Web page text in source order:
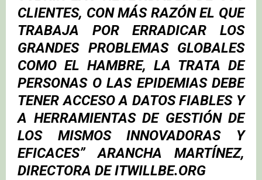
CLIENTES, CON MÁS RAZÓN EL QUE
TRABAJA POR ERRADICAR LOS
GRANDES PROBLEMAS GLOBALES
COMO EL HAMBRE, LA TRATA DE
PERSONAS O LAS EPIDEMIAS DEBE
TENER ACCESO A DATOS FIABLES Y
A HERRAMIENTAS DE GESTIÓN DE
LOS MISMOS INNOVADORAS Y
EFICACES”
ARANCHA MARTÍNEZ,
DIRECTORA DE ITWILLBE.ORG